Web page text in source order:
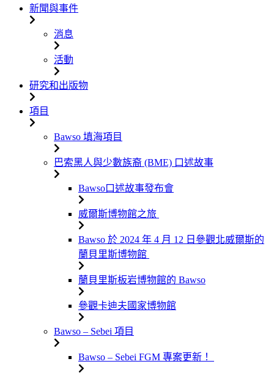
新聞與事件
消息
活動
研究和出版物
項目
Bawso 填海項目
巴索黑人與少數族裔 (BME) 口述故事
Bawso口述故事發布會
威爾斯博物館之旅
Bawso 於 2024 年 4 月 12 日參觀北威爾斯的
蘭貝里斯博物館
蘭貝里斯板岩博物館的 Bawso
參觀卡迪夫國家博物館
Bawso – Sebei 項目
Bawso – Sebei FGM 專案更新！